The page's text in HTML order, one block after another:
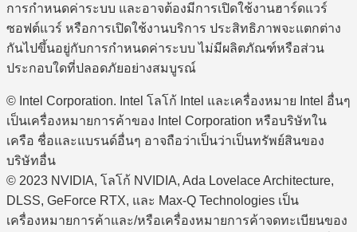
การกำหนดค่าระบบ และอาจต้องมีการเปิดใช้งานฮาร์ดแวร์
ซอฟต์แวร์ หรือการเปิดใช้งานบริการ ประสิทธิภาพจะแตกต่าง
กันไปขึ้นอยู่กับการกำหนดค่าระบบ ไม่มีผลิตภัณฑ์หรือส่วน
ประกอบใดที่ปลอดภัยอย่างสมบูรณ์
© Intel Corporation. Intel โลโก้ Intel และเครื่องหมาย Intel อื่นๆ
เป็นเครื่องหมายการค้าของ Intel Corporation หรือบริษัทใน
เครือ ชื่อและแบรนด์อื่นๆ อาจถือว่าเป็นว่าเป็นทรัพย์สินของ
บริษัทอื่น
© 2023 NVIDIA, โลโก้ NVIDIA, Ada Lovelace Architecture,
DLSS, GeForce RTX, และ Max-Q Technologies เป็น
เครื่องหมายการค้าและ/หรือเครื่องหมายการค้าจดทะเบียนของ